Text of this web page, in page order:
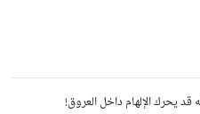
يحرك الإلهام داخل العروق!